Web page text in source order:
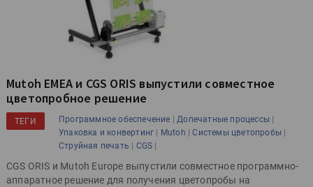
Mutoh EMEA и CGS ORIS выпустили совместное
цветопробное решение
ТЕГИ Программное обеспечение | Допечатные процессы |
Упаковка и конвертинг | Mutoh |Системы цветопробы |
Струйная печать | CGS |
CGS ORIS и Mutoh Europe выпустили совместное программно-
аппаратное решение для получения цветопробы на